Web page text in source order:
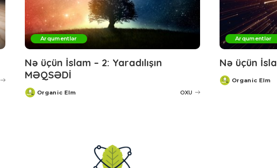
Arqumentlər
Nə üçün İslam – 2: Yaradılışın
MƏQSƏDİ
Posted
Organic Elm OXU
Arqumentlər
Nə üçün
Posted
Organic Elm